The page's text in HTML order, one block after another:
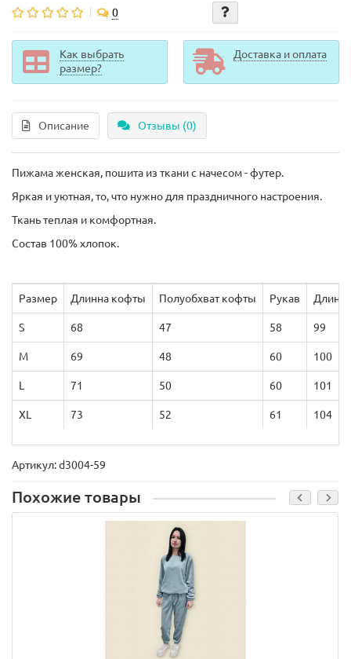
0
Как выбрать
размер?
Доставка и оплата
Описание Отзывы (0)
Пижама женская, пошита из ткани с начесом - футер.
Яркая и уютная, то, что нужно для праздничного настроения.
Ткань теплая и комфортная.
Состав 100% хлопок.
Размер Длинна кофты Полуобхват кофты Рукав
S 68 47 58 99
M 69 48 60 100
L 71 50 60 101
XL 73 52 61 104
Артикул: d3004-59
Похожие товары